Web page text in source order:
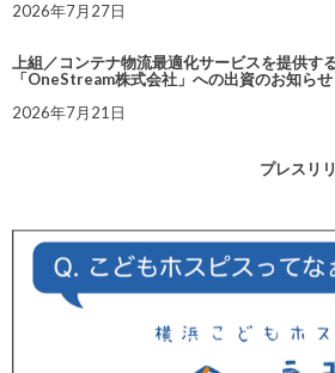
2026年7月27日
上組／コンテナ物流最適化サービスを提供す
「OneStream株式会社」への出資のお知らせ
2026年7月21日
プレスリ